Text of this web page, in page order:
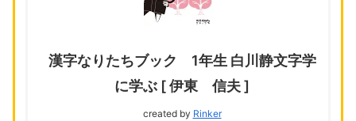
漢字なりたちブック 1年生 白川静文字学
に学ぶ [ 伊東 信夫 ]
created by Rinker